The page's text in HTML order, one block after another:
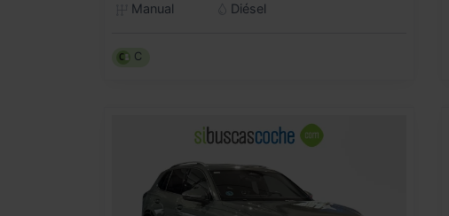
Manual
Diésel
C